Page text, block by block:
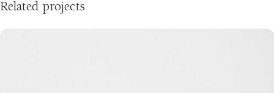
Related projects